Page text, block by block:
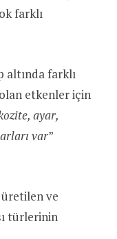
farklı
altında farklı
etkenler için
ayar,
var”
ve
türlerinin